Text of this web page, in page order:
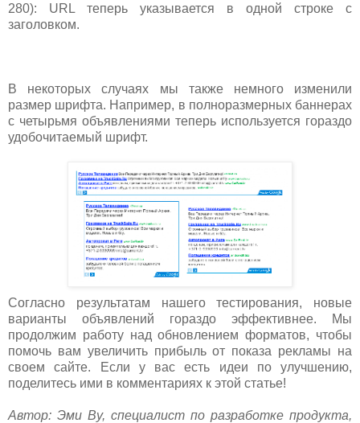
280): URL теперь указывается в одной строке с
заголовком.
В некоторых случаях мы также немного изменили
размер шрифта. Например, в полноразмерных баннерах
с четырьмя объявлениями теперь используется гораздо
удобочитаемый шрифт.
Согласно результатам нашего тестирования, новые
варианты объявлений гораздо эффективнее. Мы
продолжим работу над обновлением форматов, чтобы
помочь вам увеличить прибыль от показа рекламы на
своем сайте. Если у вас есть идеи по улучшению,
поделитесь ими в комментариях к этой статье!
Автор: Эми Ву, специалист по разработке продукта,